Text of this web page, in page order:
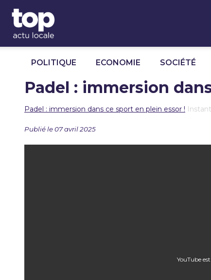
POLITIQUE ECONOMIE SOCIÉTÉ
Padel : immersion
Padel : immersion dans ce sport en plein essor !
Publié le 07 avril 2025
YouTube